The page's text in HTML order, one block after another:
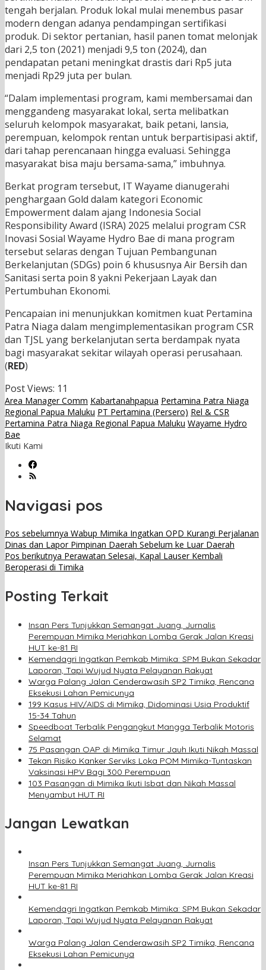
tengah berjalan. Produk lokal mulai menembus pasar
modern dengan adanya pendampingan sertifikasi
produk. Di sektor pertanian, hasil panen tomat melonjak
dari 2,5 ton (2021) menjadi 9,5 ton (2024), dan
pendapatan petani meningkat drastis dari Rp5 juta
menjadi Rp29 juta per bulan.
“Dalam implementasi program, kami membersamai dan
menggandeng masyarakat lokal, serta melibatkan
seluruh kelompok masyarakat, baik petani, lansia,
perempuan, kelompok rentan untuk berpartisipasi aktif,
dari tahap perencanaan hingga evaluasi. Sehingga
masyarakat bisa maju bersama-sama,” imbuhnya.
Berkat program tersebut, IT Wayame dianugerahi
penghargaan Gold dalam kategori Economic
Empowerment dalam ajang Indonesia Social
Responsibility Award (ISRA) 2025 melalui program CSR
Inovasi Sosial Wayame Hydro Bae di mana program
tersebut selaras dengan Tujuan Pembangunan
Berkelanjutan (SDGs) poin 6 khususnya Air Bersih dan
Sanitasi serta poin 8 yakni Pekerjaan Layak dan
Pertumbuhan Ekonomi.
Pencapaian ini menunjukkan komitmen kuat Pertamina
Patra Niaga dalam mengimplementasikan program CSR
dan TJSL yang berkelanjutan serta berdampak nyata
bagi masyarakat sekitar wilayah operasi perusahaan.
(RED)
Post Views: 11
Area Manager Comm Kabartanahpapua Pertamina Patra Niaga
Regional Papua Maluku PT Pertamina (Persero) Rel & CSR
Pertamina Patra Niaga Regional Papua Maluku Wayame Hydro
Bae
Ikuti Kami
Navigasi pos
Pos sebelumnya Wabup Mimika Ingatkan OPD Kurangi Perjalanan
Dinas dan Lapor Pimpinan Daerah Sebelum ke Luar Daerah
Pos berikutnya Perawatan Selesai, Kapal Lauser Kembali
Beroperasi di Timika
Posting Terkait
Insan Pers Tunjukkan Semangat Juang, Jurnalis
Perempuan Mimika Meriahkan Lomba Gerak Jalan Kreasi
HUT ke-81 RI
Kemendagri Ingatkan Pemkab Mimika: SPM Bukan Sekadar
Laporan, Tapi Wujud Nyata Pelayanan Rakyat
Warga Palang Jalan Cenderawasih SP2 Timika, Rencana
Eksekusi Lahan Pemicunya
199 Kasus HIV/AIDS di Mimika, Didominasi Usia Produktif
15-34 Tahun
Speedboat Terbalik Pengangkut Mangga Terbalik Motoris
Selamat
75 Pasangan OAP di Mimika Timur Jauh Ikuti Nikah Massal
Tekan Risiko Kanker Serviks Loka POM Mimika-Tuntaskan
Vaksinasi HPV Bagi 300 Perempuan
103 Pasangan di Mimika Ikuti Isbat dan Nikah Massal
Menyambut HUT RI
Jangan Lewatkan
Insan Pers Tunjukkan Semangat Juang, Jurnalis
Perempuan Mimika Meriahkan Lomba Gerak Jalan Kreasi
HUT ke-81 RI
Kemendagri Ingatkan Pemkab Mimika: SPM Bukan Sekadar
Laporan, Tapi Wujud Nyata Pelayanan Rakyat
Warga Palang Jalan Cenderawasih SP2 Timika, Rencana
Eksekusi Lahan Pemicunya